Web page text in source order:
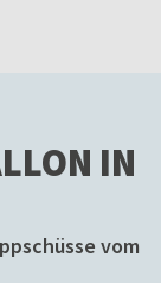
IN
vom